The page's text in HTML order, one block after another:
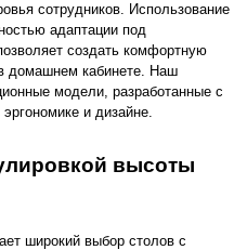
сотрудников. Использование
адаптации под
создать комфортную
домашнем кабинете. Наш
модели, разработанные с
и дизайне.
высоты
широкий выбор столов с